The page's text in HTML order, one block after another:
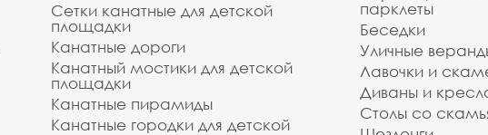
Сетки канатные для детской
площадки
Канатные дороги
Канатный мостики для детской
площадки
Канатные пирамиды
Канатные городки для детской
парклеты
Беседки
Уличные
Лавочки и
Диваны и
Столы со